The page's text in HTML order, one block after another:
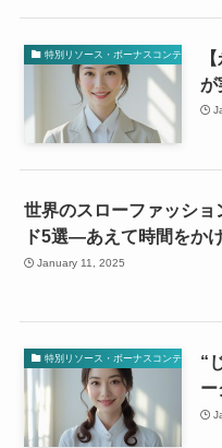
特別リソース・ボーナスコンテンツ
が
世界のスローファッショ
ド5選—あえて時間をか
January 11, 2025
特別リソース・ボーナスコンテンツ“
ー